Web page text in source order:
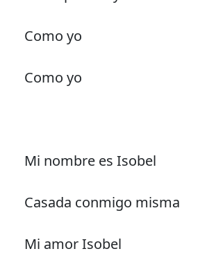
Como yo
Como yo
Mi nombre es Isobel
Casada conmigo misma
Mi amor Isobel